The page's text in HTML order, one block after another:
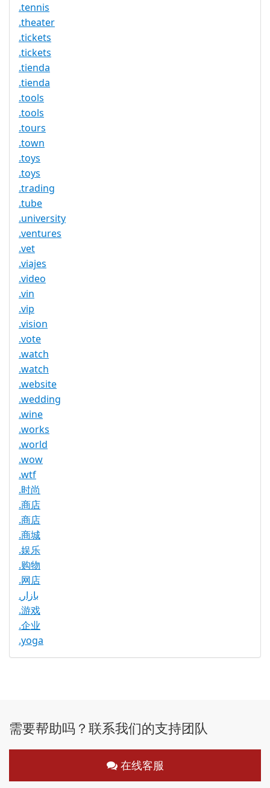
.tennis
.theater
.tickets
.tickets
.tienda
.tienda
.tools
.tools
.tours
.town
.toys
.toys
.trading
.tube
.university
.ventures
.vet
.viajes
.video
.vin
.vip
.vision
.vote
.watch
.watch
.website
.wedding
.wine
.works
.world
.wow
.wtf
.时尚
.商店
.商店
.商城
.娱乐
.购物
.网店
.بازار
.游戏
.企业
.yoga
需要帮助吗？联系我们的支持团队
在线客服